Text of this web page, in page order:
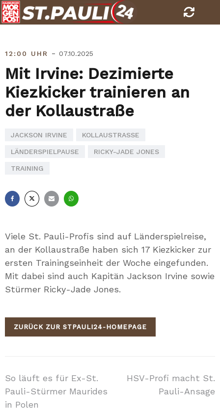
Skip
to
12:00 UHR - 07.10.2025
Mit Irvine: Dezimierte
Kiezkicker trainieren an
der Kollaustraße
JACKSON IRVINE KOLLAUSTRASSE
LÄNDERSPIELPAUSE RICKY-JADE JONES
TRAINING
Viele St. Pauli-Profis sind auf Länderspielreise,
an der Kollaustraße haben sich 17 Kiezkicker zur
ersten Trainingseinheit der Woche eingefunden.
Mit dabei sind auch Kapitän Jackson Irvine sowie
Stürmer Ricky-Jade Jones.
ZURÜCK ZUR STPAULI24-HOMEPAGE
Beitragsnavigation
So läuft es für Ex-St.
Pauli-Stürmer Maurides
in Polen
HSV-Profi macht St.
Pauli-Ansage